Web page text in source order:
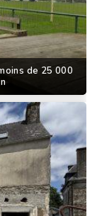
de 25 000